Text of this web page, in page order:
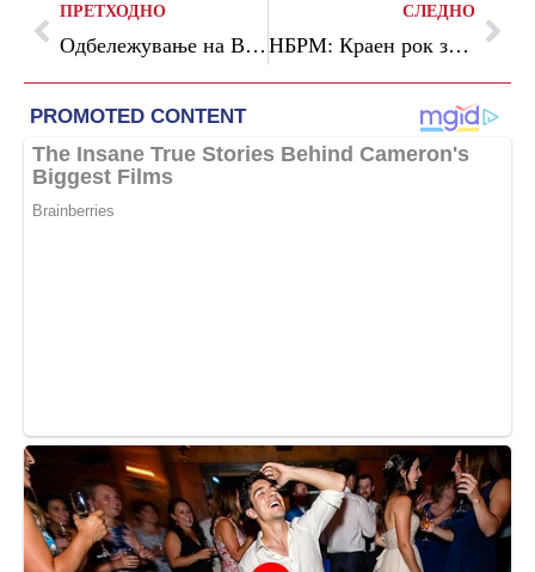
ПРЕТХОДНО
Одбележување на Водици на две реки во Ѓорче Петров
СЛЕДНО
НБРМ: Краен рок за пријавување на трудовите за Годишната награда за млад истражувач е 1 февруари